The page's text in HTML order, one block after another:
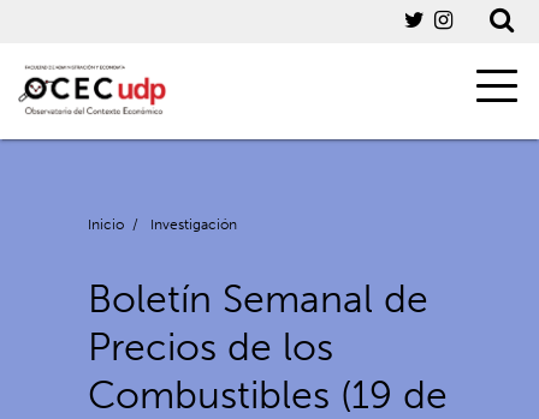
Inicio / Investigación
Boletín Semanal de
Precios de los
Combustibles (19 de